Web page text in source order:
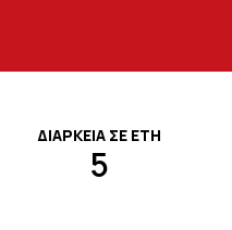
ΔΙΑΡΚΕΙΑ ΣΕ ΕΤΗ
5